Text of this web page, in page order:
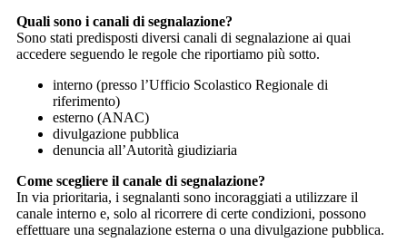
Quali sono i canali di segnalazione?
Sono stati predisposti diversi canali di segnalazione ai quai
accedere seguendo le regole che riportiamo più sotto.
interno (presso l’Ufficio Scolastico Regionale di
riferimento)
esterno (ANAC)
divulgazione pubblica
denuncia all’Autorità giudiziaria
Come scegliere il canale di segnalazione?
In via prioritaria, i segnalanti sono incoraggiati a utilizzare il
canale interno e, solo al ricorrere di certe condizioni, possono
effettuare una segnalazione esterna o una divulgazione pubblica.